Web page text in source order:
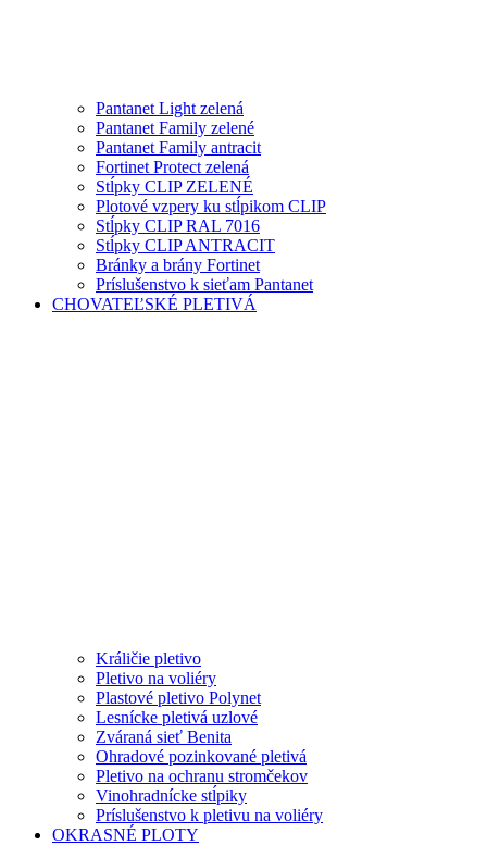
Pantanet Light zelená
Pantanet Family zelené
Pantanet Family antracit
Fortinet Protect zelená
Stĺpky CLIP ZELENÉ
Plotové vzpery ku stĺpikom CLIP
Stĺpky CLIP RAL 7016
Stĺpky CLIP ANTRACIT
Bránky a brány Fortinet
Príslušenstvo k sieťam Pantanet
CHOVATEĽSKÉ PLETIVÁ
Králičie pletivo
Pletivo na voliéry
Plastové pletivo Polynet
Lesnícke pletivá uzlové
Zváraná sieť Benita
Ohradové pozinkované pletivá
Pletivo na ochranu stromčekov
Vinohradnícke stĺpiky
Príslušenstvo k pletivu na voliéry
OKRASNÉ PLOTY